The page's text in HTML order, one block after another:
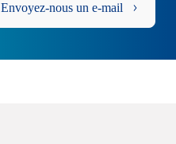
Envoyez-nous un e-mail